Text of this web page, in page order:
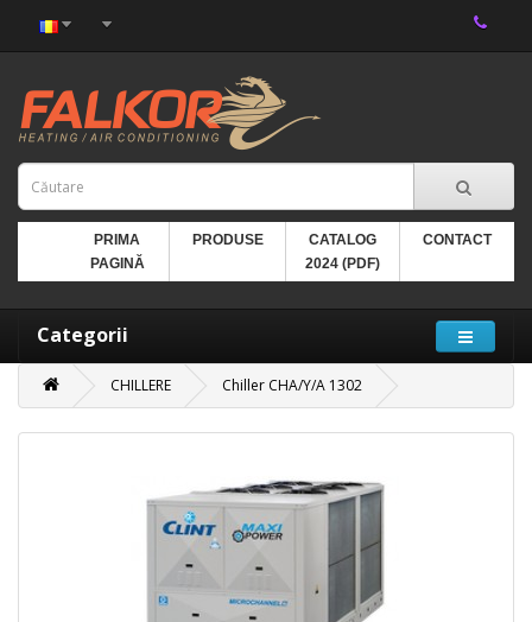
PRIMA
PAGINĂ
PRODUSE
CATALOG
2024 (PDF)
CONTACT
Categorii
CHILLERE Chiller CHA/Y/A 1302